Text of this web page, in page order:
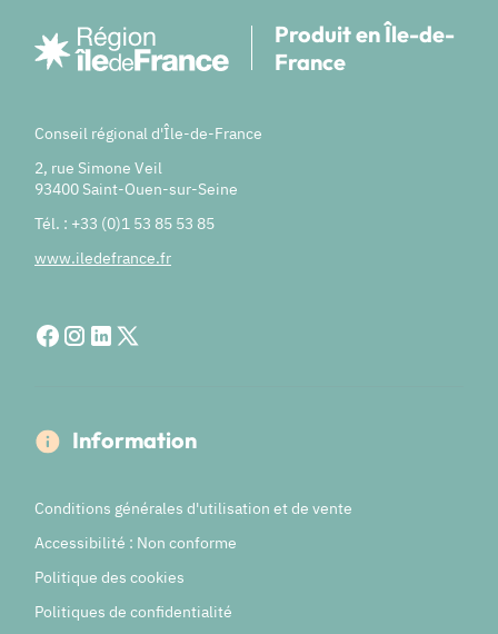
Produit en Île-de-
France
Conseil régional d'Île-de-France
2, rue Simone Veil
93400 Saint-Ouen-sur-Seine
Tél. : +33 (0)1 53 85 53 85
www.iledefrance.fr
Information
Conditions générales d'utilisation et de vente
Accessibilité : Non conforme
Politique des cookies
Politiques de confidentialité